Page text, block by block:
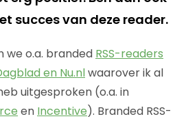
succes van deze reader.
we o.a. branded RSS-readers
en Nu.nlwaarover ik al
uitgesproken (o.a. in
en Incentive). Branded RSS-